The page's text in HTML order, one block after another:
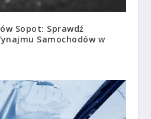
Sopot: Sprawdź
Samochodów w